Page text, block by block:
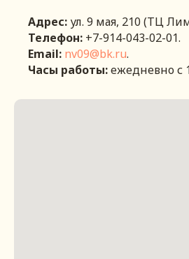
Адрес: ул. 9 мая, 210 (ТЦ
Телефон: +7-914-043-02-01.
Email: nv09@bk.ru.
Часы работы:eжедневно с